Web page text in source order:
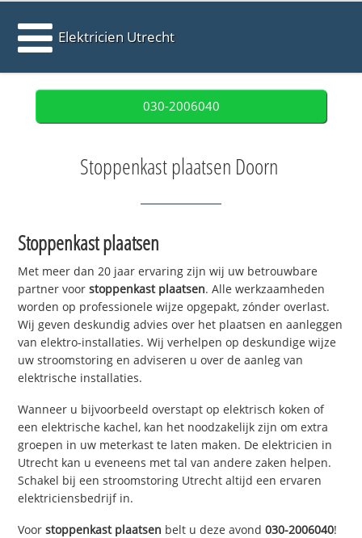
Elektricien Utrecht
030-2006040
Stoppenkast plaatsen Doorn
Stoppenkast plaatsen
Met meer dan 20 jaar ervaring zijn wij uw betrouwbare
partner voorstoppenkast plaatsen. Alle werkzaamheden
worden op professionele wijze opgepakt, zónder overlast.
Wij geven deskundig advies over het plaatsen en aanleggen
van elektro-installaties. Wij verhelpen op deskundige wijze
uw stroomstoring en adviseren u over de aanleg van
elektrische installaties.
Wanneer u bijvoorbeeld overstapt op elektrisch koken of
een elektrische kachel, kan het noodzakelijk zijn om extra
groepen in uw meterkast te laten maken. De elektricien in
Utrecht kan u eveneens met tal van andere zaken helpen.
Schakel bij een stroomstoring Utrecht altijd een ervaren
elektriciensbedrijf in.
Voorstoppenkast plaatsen belt u deze avond030-2006040!